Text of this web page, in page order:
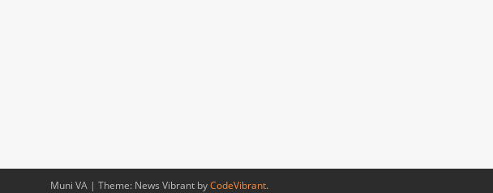
Muni VA | Theme: News Vibrant byCodeVibrant.